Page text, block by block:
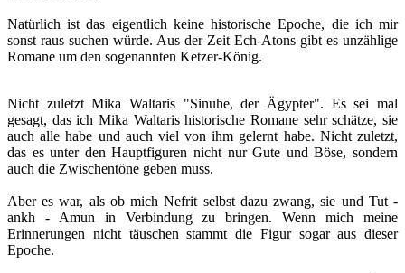
Natürlich ist das eigentlich keine historische Epoche, die ich mir
sonst raus suchen würde. Aus der Zeit Ech-Atons gibt es unzählige
Romane um den sogenannten Ketzer-König.
Nicht zuletzt Mika Waltaris "Sinuhe, der Ägypter". Es sei mal
gesagt, das ich Mika Waltaris historische Romane sehr schätze, sie
auch alle habe und auch viel von ihm gelernt habe. Nicht zuletzt,
das es unter den Hauptfiguren nicht nur Gute und Böse, sondern
auch die Zwischentöne geben muss.
Aber es war, als ob mich Nefrit selbst dazu zwang, sie und Tut -
ankh - Amun in Verbindung zu bringen. Wenn mich meine
Erinnerungen nicht täuschen stammt die Figur sogar aus dieser
Epoche.